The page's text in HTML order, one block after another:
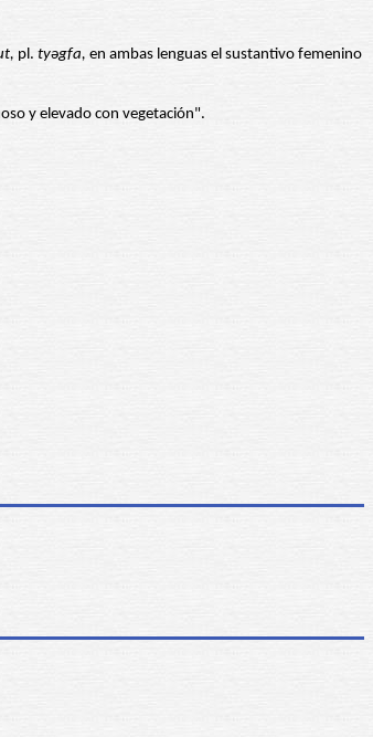
pl. tyəgfa, en ambas lenguas el sustantivo femenino
y elevado con vegetación".